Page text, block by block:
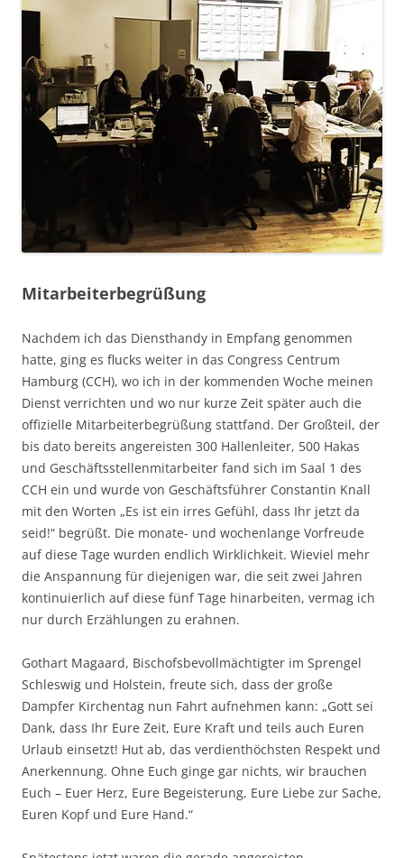
Mitarbeiterbegrüßung
Nachdem ich das Diensthandy in Empfang genommen
hatte, ging es flucks weiter in das Congress Centrum
Hamburg (CCH), wo ich in der kommenden Woche meinen
Dienst verrichten und wo nur kurze Zeit später auch die
offizielle Mitarbeiterbegrüßung stattfand. Der Großteil, der
bis dato bereits angereisten 300 Hallenleiter, 500 Hakas
und Geschäftsstellenmitarbeiter fand sich im Saal 1 des
CCH ein und wurde von Geschäftsführer Constantin Knall
mit den Worten „Es ist ein irres Gefühl, dass Ihr jetzt da
seid!“ begrüßt. Die monate- und wochenlange Vorfreude
auf diese Tage wurden endlich Wirklichkeit. Wieviel mehr
die Anspannung für diejenigen war, die seit zwei Jahren
kontinuierlich auf diese fünf Tage hinarbeiten, vermag ich
nur durch Erzählungen zu erahnen.
Gothart Magaard, Bischofsbevollmächtigter im Sprengel
Schleswig und Holstein, freute sich, dass der große
Dampfer Kirchentag nun Fahrt aufnehmen kann: „Gott sei
Dank, dass Ihr Eure Zeit, Eure Kraft und teils auch Euren
Urlaub einsetzt! Hut ab, das verdienthöchsten Respekt und
Anerkennung. Ohne Euch ginge gar nichts, wir brauchen
Euch – Euer Herz, Eure Begeisterung, Eure Liebe zur Sache,
Euren Kopf und Eure Hand.“